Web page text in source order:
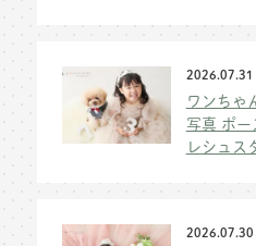
2026.07.31
ワンちゃ
写真 ポ
レシュス
2026.07.30